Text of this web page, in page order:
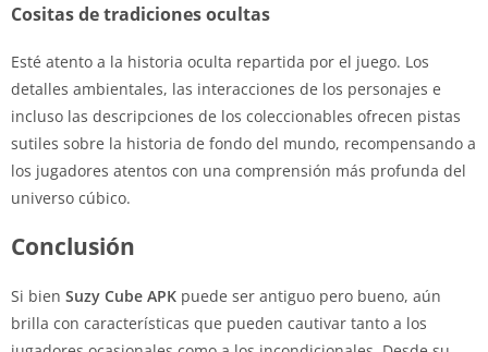
Cositas de tradiciones ocultas
Esté atento a la historia oculta repartida por el juego. Los
detalles ambientales, las interacciones de los personajes e
incluso las descripciones de los coleccionables ofrecen pistas
sutiles sobre la historia de fondo del mundo, recompensando a
los jugadores atentos con una comprensión más profunda del
universo cúbico.
Conclusión
Si bien Suzy Cube APK puede ser antiguo pero bueno, aún
brilla con características que pueden cautivar tanto a los